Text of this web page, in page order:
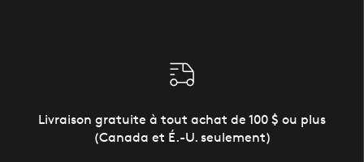
Livraison gratuite à tout achat de 100 $ ou plus
(Canada et É.-U. seulement)